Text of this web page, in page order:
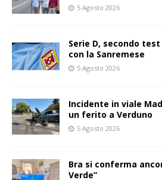
5 Agosto 2026
Serie D, secondo
con la Sanremese
5 Agosto 2026
Incidente in viale
un ferito a Verduno
5 Agosto 2026
Bra si conferma
Verde”